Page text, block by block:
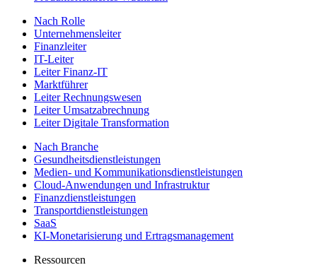
Nach Rolle
Unternehmensleiter
Finanzleiter
IT-Leiter
Leiter Finanz-IT
Marktführer
Leiter Rechnungswesen
Leiter Umsatzabrechnung
Leiter Digitale Transformation
Nach Branche
Gesundheitsdienstleistungen
Medien- und Kommunikationsdienstleistungen
Cloud-Anwendungen und Infrastruktur
Finanzdienstleistungen
Transportdienstleistungen
SaaS
KI-Monetarisierung und Ertragsmanagement
Ressourcen